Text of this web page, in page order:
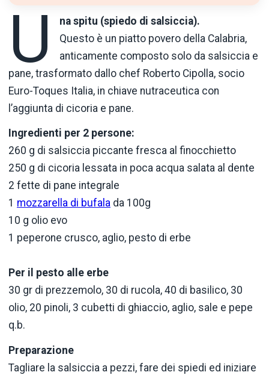
U
na spitu (spiedo di salsiccia).
Questo è un piatto povero della Calabria,
anticamente composto solo da salsiccia e
pane, trasformato dallo chef Roberto Cipolla, socio
Euro-Toques Italia, in chiave nutraceutica con
l’aggiunta di cicoria e pane.
Ingredienti per 2 persone:
260 g di salsiccia piccante fresca al finocchietto
250 g di cicoria lessata in poca acqua salata al dente
2 fette di pane integrale
1 mozzarella di bufala da 100g
10 g olio evo
1 peperone crusco, aglio, pesto di erbe
Per il pesto alle erbe
30 gr di prezzemolo, 30 di rucola, 40 di basilico, 30
olio, 20 pinoli, 3 cubetti di ghiaccio, aglio, sale e pepe
q.b.
Preparazione
Tagliare la salsiccia a pezzi, fare dei spiedi ed iniziare